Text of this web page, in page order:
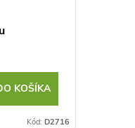
KOŠÍKA
Kód: D2716